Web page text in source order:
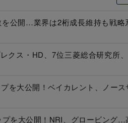
公開…業界は2桁成長維持も戦略
クス・HD、7位三菱総合研究所
を大公開！ベイカレント、ノース
を大公開！NRI、グロービング…